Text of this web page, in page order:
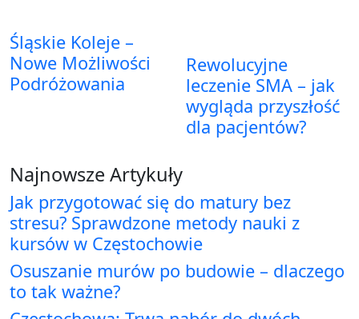
Śląskie Koleje –
Nowe Możliwości
Podróżowania
Rewolucyjne
leczenie SMA – jak
wygląda przyszłość
dla pacjentów?
Najnowsze Artykuły
Jak przygotować się do matury bez
stresu? Sprawdzone metody nauki z
kursów w Częstochowie
Osuszanie murów po budowie – dlaczego
to tak ważne?